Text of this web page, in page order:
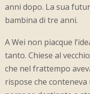
anni dopo. La sua
bambina di tre anni.
A Wei non piacque
tanto. Chiese al
che nel frattempo
rispose che